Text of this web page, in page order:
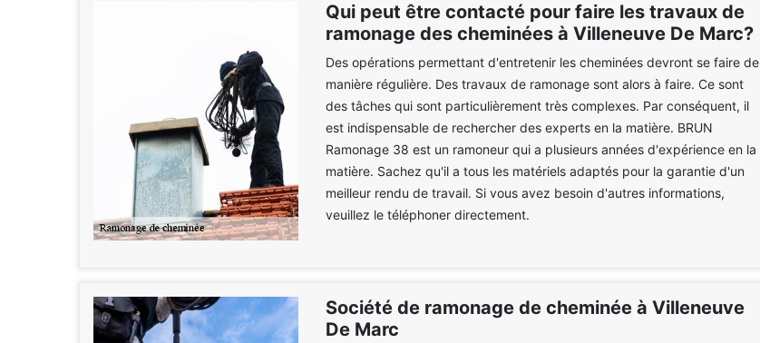
Qui peut être contacté pour faire les travaux de
ramonage des cheminées à Villeneuve De Marc?
Des opérations permettant d'entretenir les cheminées devront se faire de
manière régulière. Des travaux de ramonage sont alors à faire. Ce sont
des tâches qui sont particulièrement très complexes. Par conséquent, il
est indispensable de rechercher des experts en la matière. BRUN
Ramonage 38 est un ramoneur qui a plusieurs années d'expérience en la
matière. Sachez qu'il a tous les matériels adaptés pour la garantie d'un
meilleur rendu de travail. Si vous avez besoin d'autres informations,
veuillez le téléphoner directement.
Société de ramonage de cheminée à Villeneuve
De Marc